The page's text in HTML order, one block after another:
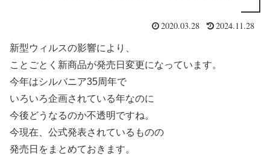
2020.03.28 2024.11.28
新型ウィルスの影響により、
ことごとく新商品が発売日変更になっています。
今年はシルバニア35周年で
いろいろ企画されている年なのに
今後どうなるのか不透明ですね。
今現在、公式発表されているものの
発売日をまとめておきます。